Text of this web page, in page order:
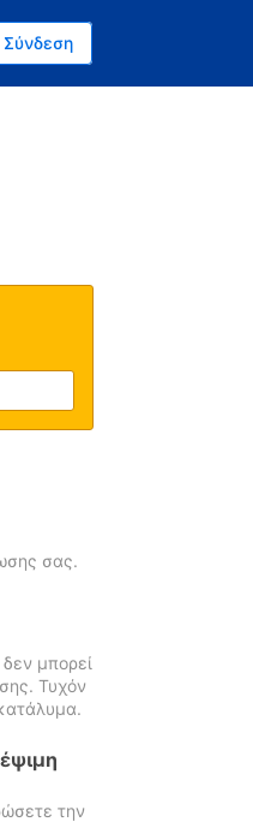
Η.Π.Α.
Σύνδεση
σας.
μπορεί
Τυχόν
την